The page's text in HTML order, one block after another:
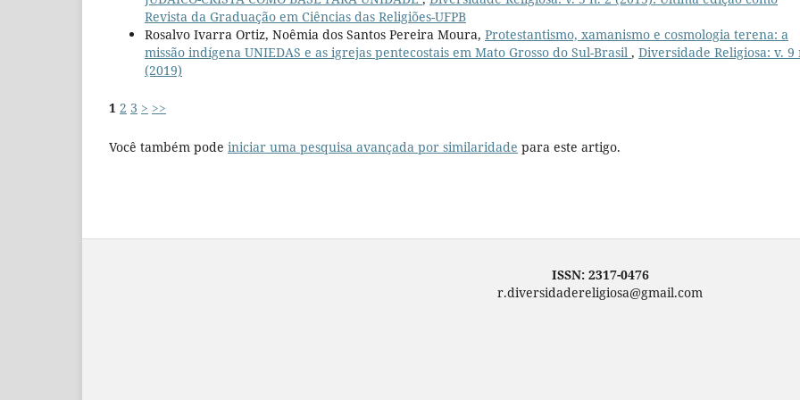
Revista da Graduação em Ciências das Religiões-UFPB
Rosalvo Ivarra Ortiz, Noêmia dos Santos Pereira Moura, Protestantismo, xamanismo e cosmologia terena: a
missão indígena UNIEDAS e as igrejas pentecostais em Mato Grosso do Sul-Brasil , Diversidade Religiosa: v. 9
(2019)
1 2 3 > >>
Você também pode iniciar uma pesquisa avançada por similaridade para este artigo.
ISSN: 2317-0476
r.diversidadereligiosa@gmail.com